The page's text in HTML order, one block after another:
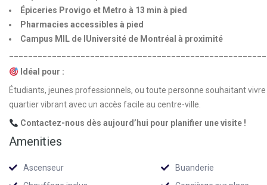
Épiceries Provigo et Metro à 13 min à pied
Pharmacies accessibles à pied
Campus MIL de lUniversité de Montréal à proximité
Idéal pour :
Étudiants, jeunes professionnels, ou toute personne souhaitant
quartier vibrant avec un accès facile au centre-ville.
Contactez-nous dès aujourd’hui pour planifier une visite !
Amenities
Ascenseur
Buanderie